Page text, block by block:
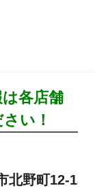
各店舗
い！
野町12-13